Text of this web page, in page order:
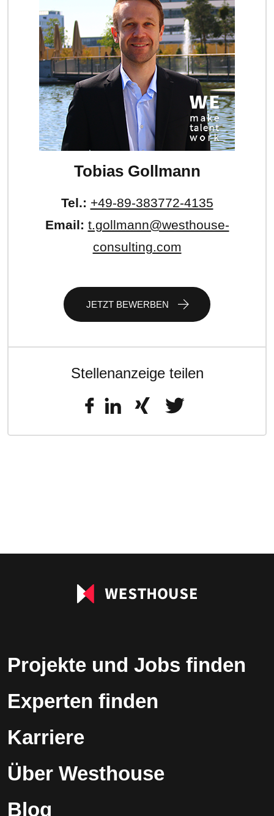
Tobias Gollmann
Tel.: +49-89-383772-4135
Email: t.gollmann@westhouse-
consulting.com
JETZT BEWERBEN
Stellenanzeige teilen
Projekte und Jobs finden
Experten finden
Karriere
Über Westhouse
Blog